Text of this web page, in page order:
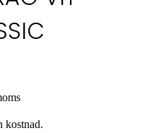
kostnad.